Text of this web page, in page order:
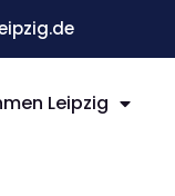
Leipzig